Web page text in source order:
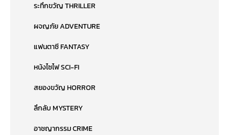
ระทึกขวัญ THRILLER
ผจญภัย ADVENTURE
แฟนตาซี FANTASY
หนังไซไฟ SCI-FI
สยองขวัญ HORROR
ลึกลับ MYSTERY
อาชญากรรม CRIME